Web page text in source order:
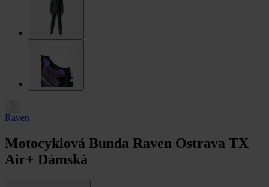
Raven
Motocyklová Bunda Raven Ostrava TX
Air+ Dámská